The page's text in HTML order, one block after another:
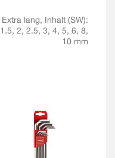
Extra lang, Inhalt (SW):
1.5, 2, 2.5, 3, 4, 5, 6, 8,
10 mm